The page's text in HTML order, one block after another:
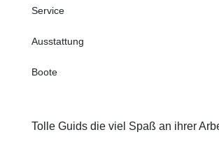
Service
Ausstattung
Boote
Tolle Guids die viel Spaß an ihrer